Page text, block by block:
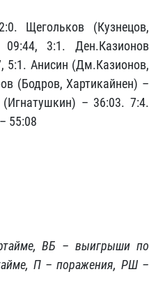
Щегольков (Кузнецов,
3:1. Ден.Казионов
5:1. Анисин (Дм.Казионов,
(Бодров, Хартикайнен) –
– 36:03. 7:4.
55:08
ВБ – выигрыши по
П – поражения, РШ –